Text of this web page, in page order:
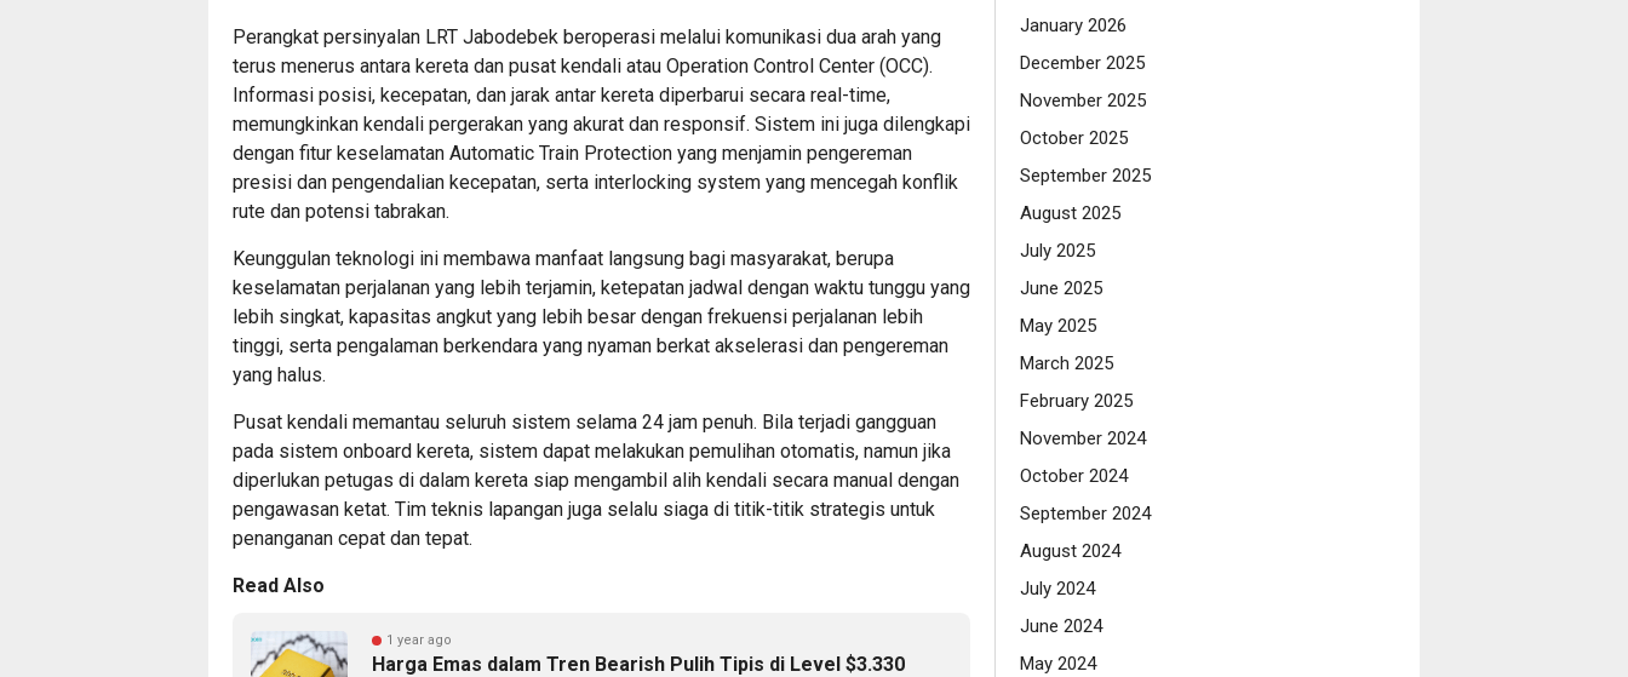
Perangkat persinyalan LRT Jabodebek beroperasi melalui komunikasi dua arah yang
terus menerus antara kereta dan pusat kendali atau Operation Control Center (OCC).
Informasi posisi, kecepatan, dan jarak antar kereta diperbarui secara real-time,
memungkinkan kendali pergerakan yang akurat dan responsif. Sistem ini juga dilengkapi
dengan fitur keselamatan Automatic Train Protection yang menjamin pengereman
presisi dan pengendalian kecepatan, serta interlocking system yang mencegah konflik
rute dan potensi tabrakan.
Keunggulan teknologi ini membawa manfaat langsung bagi masyarakat, berupa
keselamatan perjalanan yang lebih terjamin, ketepatan jadwal dengan waktu tunggu yang
lebih singkat, kapasitas angkut yang lebih besar dengan frekuensi perjalanan lebih
tinggi, serta pengalaman berkendara yang nyaman berkat akselerasi dan pengereman
yang halus.
Pusat kendali memantau seluruh sistem selama 24 jam penuh. Bila terjadi gangguan
pada sistem onboard kereta, sistem dapat melakukan pemulihan otomatis, namun jika
diperlukan petugas di dalam kereta siap mengambil alih kendali secara manual dengan
pengawasan ketat. Tim teknis lapangan juga selalu siaga di titik-titik strategis untuk
penanganan cepat dan tepat.
Read Also
1 year ago
Harga Emas dalam Tren Bearish Pulih Tipis di Level $3.330
January 2026
December 2025
November 2025
October 2025
September 2025
August 2025
July 2025
June 2025
May 2025
March 2025
February 2025
November 2024
October 2024
September 2024
August 2024
July 2024
June 2024
May 2024